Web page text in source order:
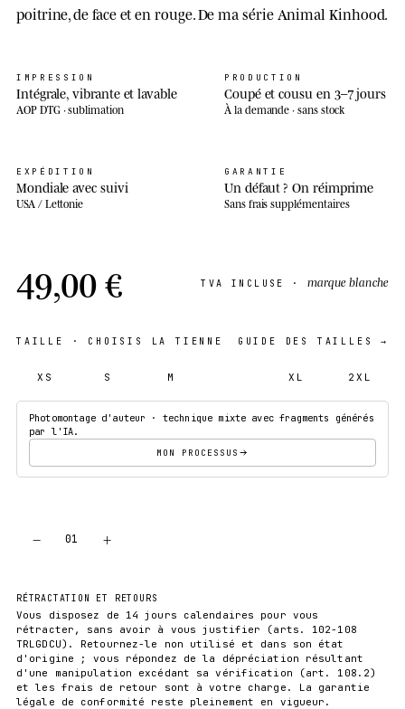
poitrine, de face et en rouge. De ma série Animal Kinhood.
IMPRESSION
Intégrale, vibrante et lavable
AOP DTG · sublimation
PRODUCTION
Coupé et cousu en 3–7 jours
À la demande · sans stock
EXPÉDITION
Mondiale avec suivi
USA / Lettonie
GARANTIE
Un défaut ? On réimprime
Sans frais supplémentaires
49,00 € TVA INCLUSE · marque blanche
TAILLE · CHOISIS LA TIENNE GUIDE DES TAILLES →
XS S M XL 2XL
Photomontage d'auteur · technique mixte avec fragments générés
par l'IA.
MON PROCESSUS
− 01 +
RÉTRACTATION ET RETOURS
Vous disposez de 14 jours calendaires pour vous
rétracter, sans avoir à vous justifier (arts. 102-108
TRLGDCU). Retournez-le non utilisé et dans son état
d'origine ; vous répondez de la dépréciation résultant
d'une manipulation excédant sa vérification (art. 108.2)
et les frais de retour sont à votre charge. La garantie
légale de conformité reste pleinement en vigueur.